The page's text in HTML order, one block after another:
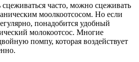
часто, можно сцеживать
моолкоотсосом. Но если
понадобится удобный
молокоотсос. Многие
помпу, которая воздействует